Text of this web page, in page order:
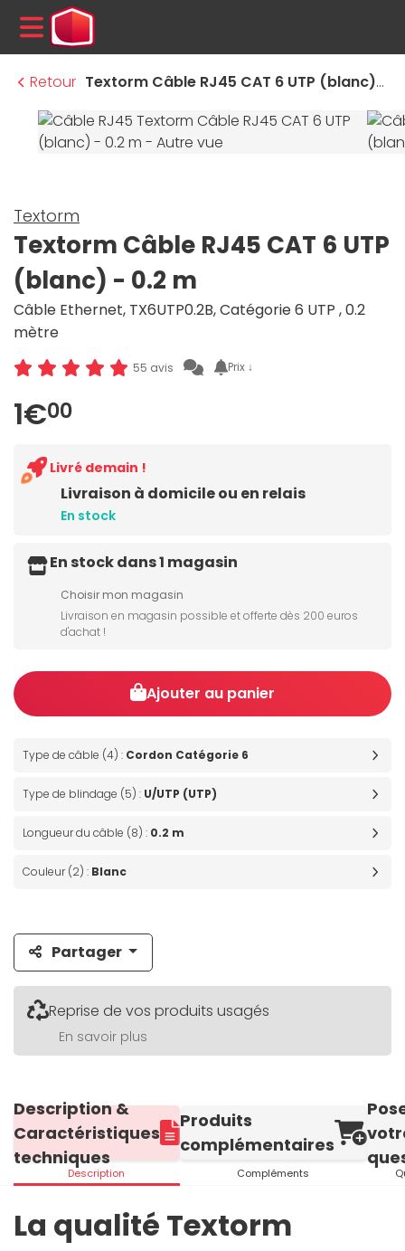
MENU
Retour
Textorm Câble RJ45 CAT 6 UTP (blanc) - 0.2 m
Textorm
Textorm Câble RJ45 CAT 6 UTP
(blanc) - 0.2 m
Câble Ethernet, TX6UTP0.2B, Catégorie 6 UTP , 0.2
mètre
55 avis Prix ↓
1€00
Livraison à domicile ou en relais
En stock
Livré demain !
En stock dans 1 magasin
Choisir mon magasin
Livraison en magasin possible et offerte dès 200 euros
d'achat !
Ajouter au panier
Type de câble (4) : Cordon Catégorie 6
Type de blindage (5) : U/UTP (UTP)
Longueur du câble (8) : 0.2 m
Couleur (2) : Blanc
Partager
Reprise de vos produits usagés
En savoir plus
Description &
Caractéristiques
techniques
Description
Produits
complémentaires
Compléments
La qualité Textorm